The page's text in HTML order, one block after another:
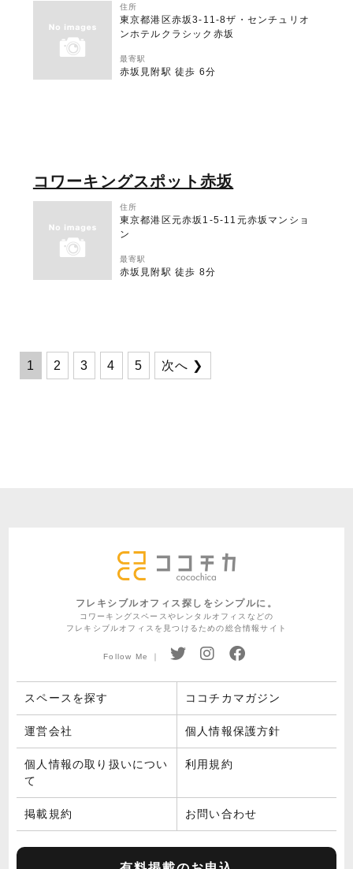
住所
東京都港区赤坂3-11-8ザ・センチュリオ
ンホテルクラシック赤坂
最寄駅
赤坂見附駅 徒歩 6分
コワーキングスポット赤坂
住所
東京都港区元赤坂1-5-11元赤坂マンショ
ン
最寄駅
赤坂見附駅 徒歩 8分
1 2 3 4 5 次へ ❯
フレキシブルオフィス探しをシンプルに。
コワーキングスペースやレンタルオフィスなどの
フレキシブルオフィスを見つけるための総合情報サイト
Follow Me ｜
スペースを探す ココチカマガジン
運営会社 個人情報保護方針
個人情報の取り扱いについ
て
利用規約
掲載規約 お問い合わせ